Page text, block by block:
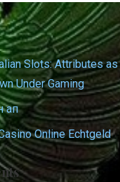
Slots: Attributes
Under Gaming
ап
Online Echtgeld